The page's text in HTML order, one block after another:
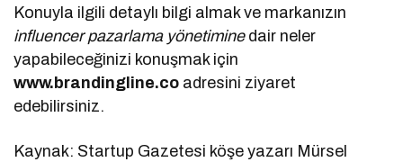
Konuyla ilgili detaylı bilgi almak ve markanızın
influencer pazarlama yönetimine dair neler
yapabileceğinizi konuşmak için
www.brandingline.co adresini ziyaret
edebilirsiniz.
Kaynak: Startup Gazetesi köşe yazarı Mürsel